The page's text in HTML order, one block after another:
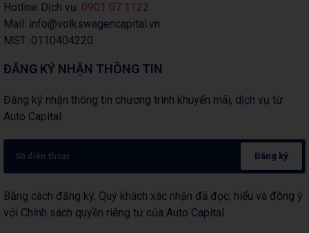
Hotline Dịch vụ: 0901 07 1122
Mail: info@volkswagencapital.vn
MST: 0110404220
ĐĂNG KÝ NHẬN THÔNG TIN
Đăng ký nhận thông tin chương trình khuyến mãi, dịch vụ từ
Auto Capital
Đăng ký
Bằng cách đăng ký, Quý khách xác nhận đã đọc, hiểu và đồng ý
với Chính sách quyền riêng tư của Auto Capital